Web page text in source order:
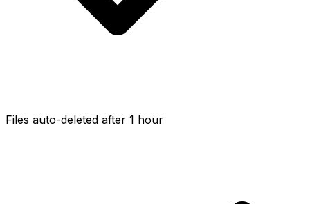
Files auto-deleted after 1 hour